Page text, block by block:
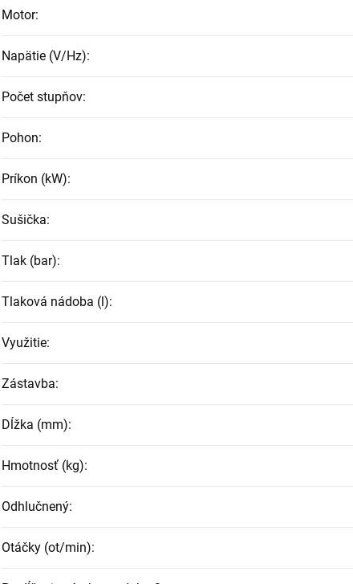
Motor:
Napätie (V/Hz):
Počet stupňov:
Pohon:
Príkon (kW):
Sušička:
Tlak (bar):
Tlaková nádoba (l):
Využitie:
Zástavba:
Dĺžka (mm):
Hmotnosť (kg):
Odhlučnený:
Otáčky (ot/min):